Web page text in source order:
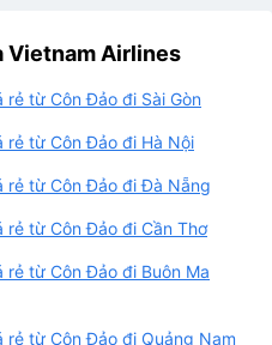
Vietnam Airlines
rẻ từ Côn Đảo đi Sài Gòn
rẻ từ Côn Đảo đi Hà Nội
rẻ từ Côn Đảo đi Đà Nẵng
rẻ từ Côn Đảo đi Cần Thơ
rẻ từ Côn Đảo đi Buôn Ma
rẻ từ Côn Đảo đi Quảng Nam